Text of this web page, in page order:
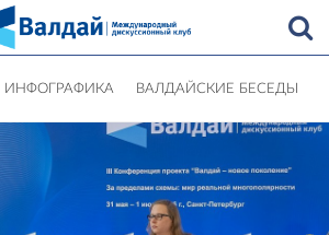
ИНФОГРАФИКА ВАЛДАЙСКИЕ БЕСЕДЫ